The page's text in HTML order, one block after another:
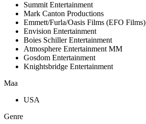
Summit Entertainment
Mark Canton Productions
Emmett/Furla/Oasis Films (EFO Films)
Envision Entertainment
Boies Schiller Entertainment
Atmosphere Entertainment MM
Gosdom Entertainment
Knightsbridge Entertainment
Maa
USA
Genre